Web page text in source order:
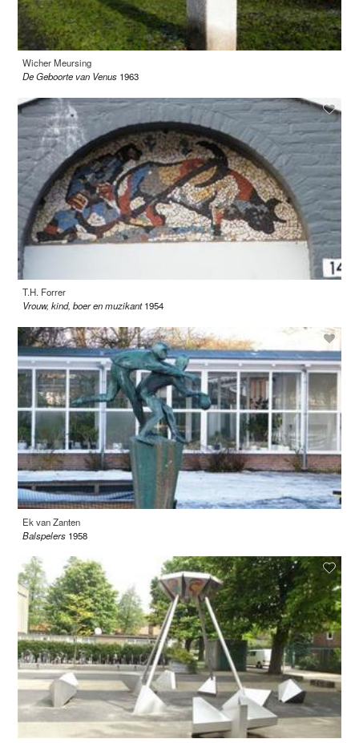
Wicher Meursing
De Geboorte van Venus 1963
T.H. Forrer
Vrouw, kind, boer en muzikant 1954
Ek van Zanten
Balspelers 1958